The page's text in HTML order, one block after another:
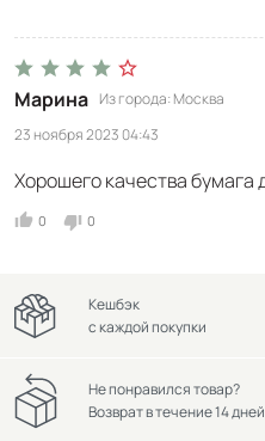
Марина Из города Москва
23 ноября 2023 04:43
Хорошего качества
0 0
Кешбэк
с каждой покупки
Не понравился товар?
Возврат в течение 14